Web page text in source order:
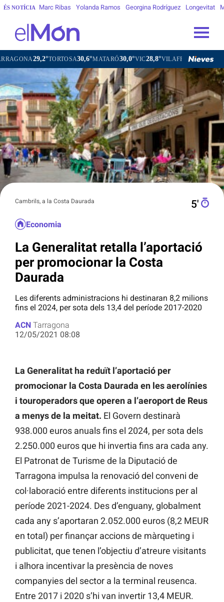
ÉS NOTÍCIA Marc Ribas Yolanda Ramos Georgina Rodríguez Longevitat
29,2°TORTOSA30,6°MATARÓ30,0°VIC28,8°VILAFRANCA DEL PENEDÈS
Cambrils, a la Costa Daurada 5′
Economia
La Generalitat retalla l’aportació
per promocionar la Costa
Daurada
Les diferents administracions hi destinaran 8,2 milions
fins el 2024, per sota dels 13,4 del període 2017-2020
ACN Tarragona
12/05/2021 08:08
La Generalitat ha reduït l’aportació per
promocionar la Costa Daurada en les aerolínies
i touroperadors que operen a l’aeroport de Reus
a menys de la meitat. El Govern destinarà
938.000 euros anuals fins el 2024, per sota dels
2.250.000 euros que hi invertia fins ara cada any.
El Patronat de Turisme de la Diputació de
Tarragona impulsa la renovació del conveni de
col·laboració entre diferents institucions per al
període 2021-2024. Des d’enguany, globalment
cada any s’aportaran 2.052.000 euros (8,2 MEUR
en total) per finançar accions de màrqueting i
publicitat, que tenen l’objectiu d’atreure visitants
i alhora incentivar la presència de noves
companyies del sector a la terminal reusenca.
Entre 2017 i 2020 s’hi van invertir 13,4 MEUR.